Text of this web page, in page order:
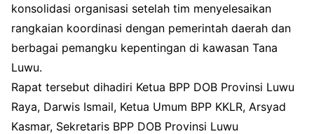
konsolidasi organisasi setelah tim menyelesaikan
rangkaian koordinasi dengan pemerintah daerah dan
berbagai pemangku kepentingan di kawasan Tana
Luwu.
Rapat tersebut dihadiri Ketua BPP DOB Provinsi Luwu
Raya, Darwis Ismail, Ketua Umum BPP KKLR, Arsyad
Kasmar, Sekretaris BPP DOB Provinsi Luwu